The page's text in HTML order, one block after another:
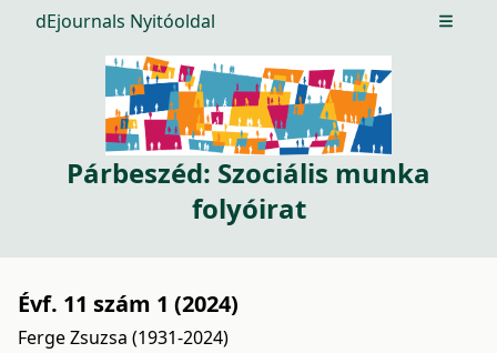
dEjournals Nyitóoldal Open
Párbeszéd: Szociális munka
folyóirat
Évf. 11 szám 1 (2024)
Ferge Zsuzsa (1931-2024)